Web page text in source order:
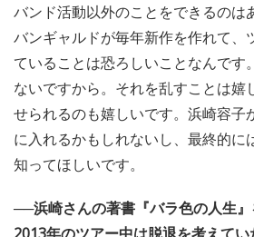
バンド活動以外のことをできるのは
バンギャルドが毎年新作を作れて、
ていることは恐ろしいことなんです
ないですから。それを乱すことは嬉
せられるのも嬉しいです。浜崎容子
に入れるかもしれないし、最終的に
知ってほしいです。
──浜崎さんの著書『バラ色の人生』